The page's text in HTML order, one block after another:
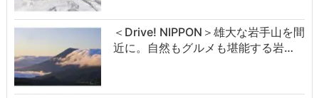
＜Drive! NIPPON＞雄大な岩手山を間
近に。自然もグルメも堪能する岩…